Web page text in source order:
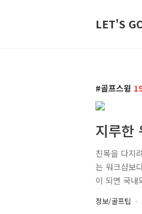
LET'S
골프스윙
지루한
친목을 다지
는 워크샵보
이 되면 국내
번에는 플
있는데요. 미
정보/골프팁